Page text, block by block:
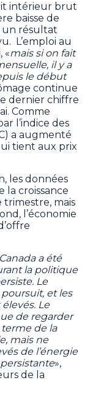
intérieur brut
baisse de
un résultat
L’emploi au
«mais si on fait
il y a
le début
continue
dernier chiffre
Comme
l’indice des
a augmenté
tient aux prix
les données
la croissance
mais
l’économie
a été
la politique
Le
et les
Le
de regarder
terme de la
mais ne
de l’énergie
»,
de la